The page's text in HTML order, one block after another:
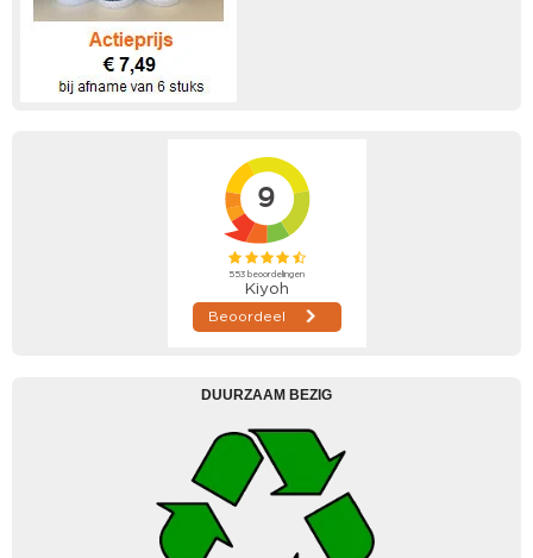
DUURZAAM BEZIG